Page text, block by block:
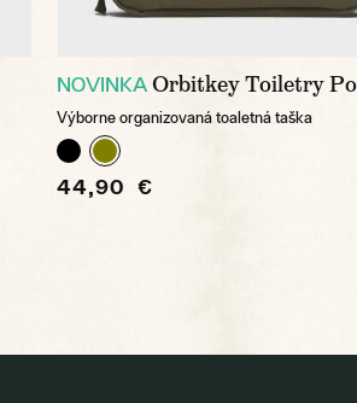
NOVINKAOrbitkey Toiletry
Výborne organizovaná toaletná taška
44,90 €